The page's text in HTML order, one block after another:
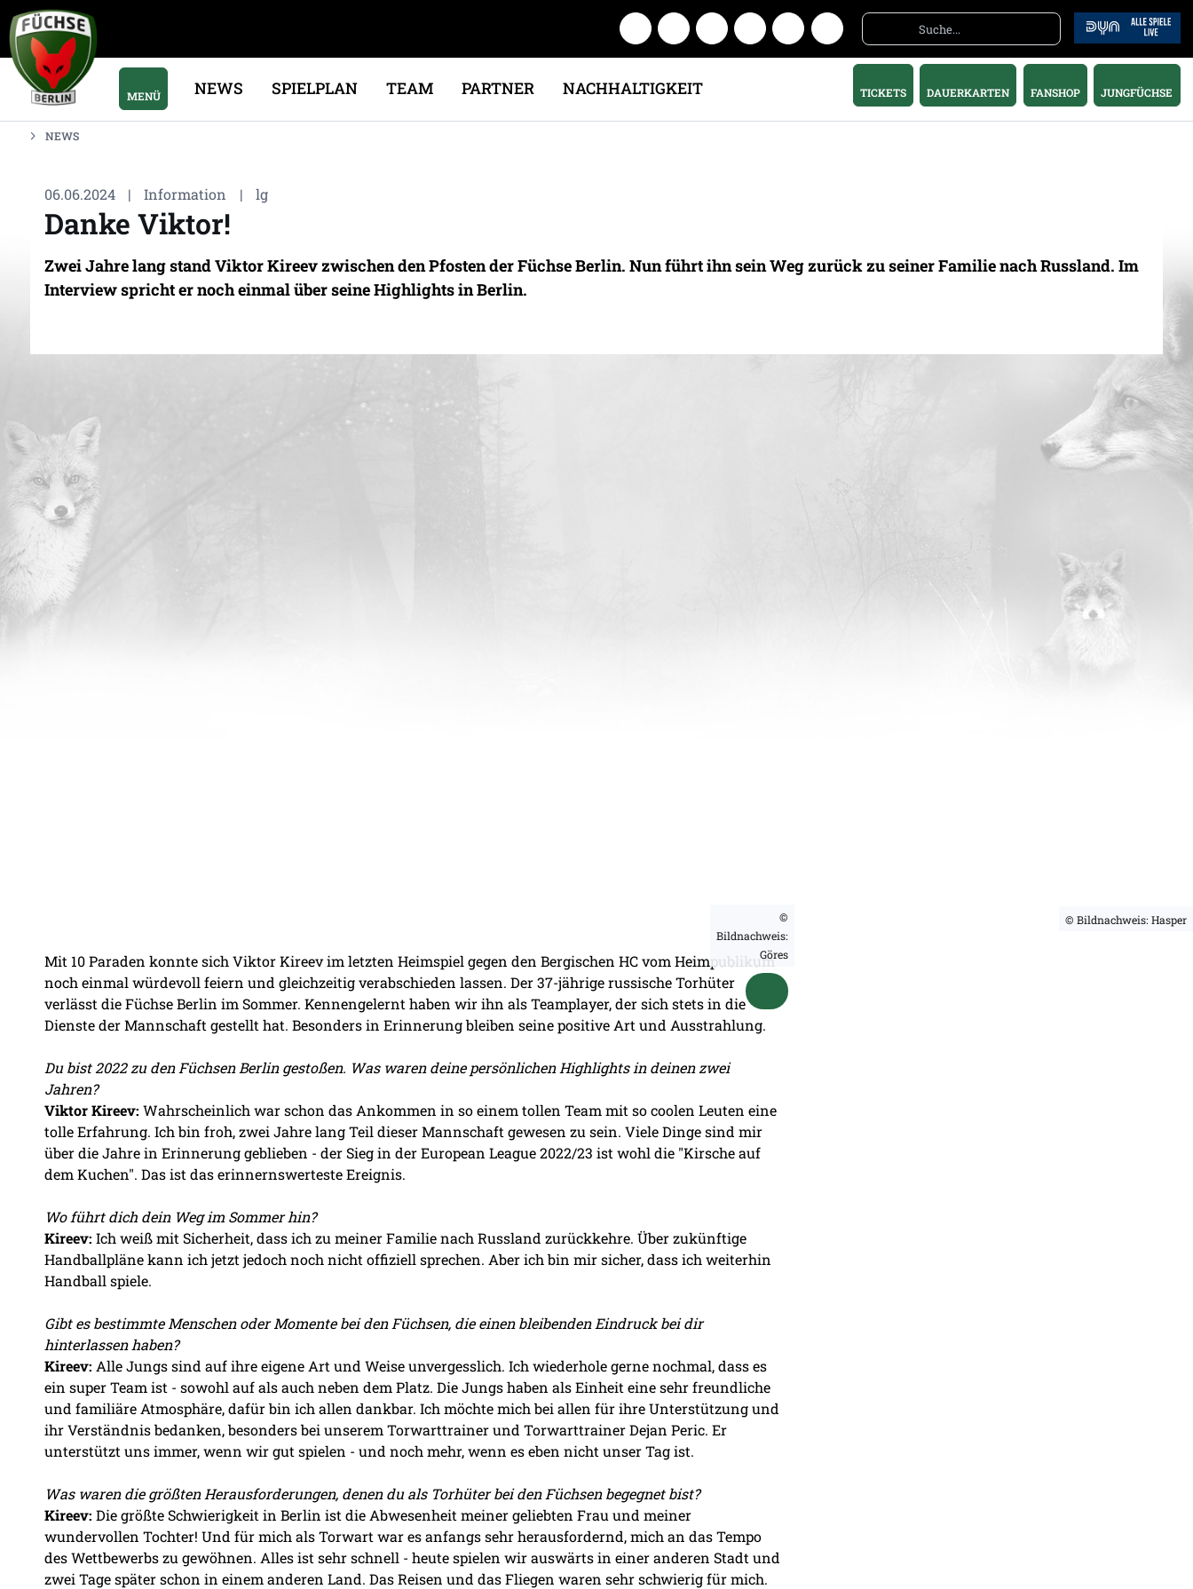
MENÜ NEWS SPIELPLAN TEAM PARTNER NACHHALTIGKEIT TICKETS DAUERKARTEN FANSHOP JUNGFÜCHSE
NEWS
06.06.2024 | Information | lg
Danke Viktor!
Zwei Jahre lang stand Viktor Kireev zwischen den Pfosten der Füchse Berlin. Nun führt ihn sein Weg zurück zu seiner Familie nach Russland. Im
Interview spricht er noch einmal über seine Highlights in Berlin.
© Bildnachweis: Hasper
Mit 10 Paraden konnte sich Viktor Kireev im letzten Heimspiel gegen den Bergischen HC vom Heimpublikum
noch einmal würdevoll feiern und gleichzeitig verabschieden lassen. Der 37-jährige russische Torhüter
verlässt die Füchse Berlin im Sommer. Kennengelernt haben wir ihn als Teamplayer, der sich stets in die
Dienste der Mannschaft gestellt hat. Besonders in Erinnerung bleiben seine positive Art und Ausstrahlung.
Du bist 2022 zu den Füchsen Berlin gestoßen. Was waren deine persönlichen Highlights in deinen zwei
Jahren?
Viktor Kireev: Wahrscheinlich war schon das Ankommen in so einem tollen Team mit so coolen Leuten eine
tolle Erfahrung. Ich bin froh, zwei Jahre lang Teil dieser Mannschaft gewesen zu sein. Viele Dinge sind mir
über die Jahre in Erinnerung geblieben - der Sieg in der European League 2022/23 ist wohl die "Kirsche auf
dem Kuchen". Das ist das erinnernswerteste Ereignis.
Wo führt dich dein Weg im Sommer hin?
Kireev: Ich weiß mit Sicherheit, dass ich zu meiner Familie nach Russland zurückkehre. Über zukünftige
Handballpläne kann ich jetzt jedoch noch nicht offiziell sprechen. Aber ich bin mir sicher, dass ich weiterhin
Handball spiele.
Gibt es bestimmte Menschen oder Momente bei den Füchsen, die einen bleibenden Eindruck bei dir
hinterlassen haben?
Kireev: Alle Jungs sind auf ihre eigene Art und Weise unvergesslich. Ich wiederhole gerne nochmal, dass es
ein super Team ist - sowohl auf als auch neben dem Platz. Die Jungs haben als Einheit eine sehr freundliche
und familiäre Atmosphäre, dafür bin ich allen dankbar. Ich möchte mich bei allen für ihre Unterstützung und
ihr Verständnis bedanken, besonders bei unserem Torwarttrainer und Torwarttrainer Dejan Peric. Er
unterstützt uns immer, wenn wir gut spielen - und noch mehr, wenn es eben nicht unser Tag ist.
Was waren die größten Herausforderungen, denen du als Torhüter bei den Füchsen begegnet bist?
Kireev: Die größte Schwierigkeit in Berlin ist die Abwesenheit meiner geliebten Frau und meiner
wundervollen Tochter! Und für mich als Torwart war es anfangs sehr herausfordernd, mich an das Tempo
des Wettbewerbs zu gewöhnen. Alles ist sehr schnell - heute spielen wir auswärts in einer anderen Stadt und
zwei Tage später schon in einem anderen Land. Das Reisen und das Fliegen waren sehr schwierig für mich.
©
Bildnachweis:
Göres